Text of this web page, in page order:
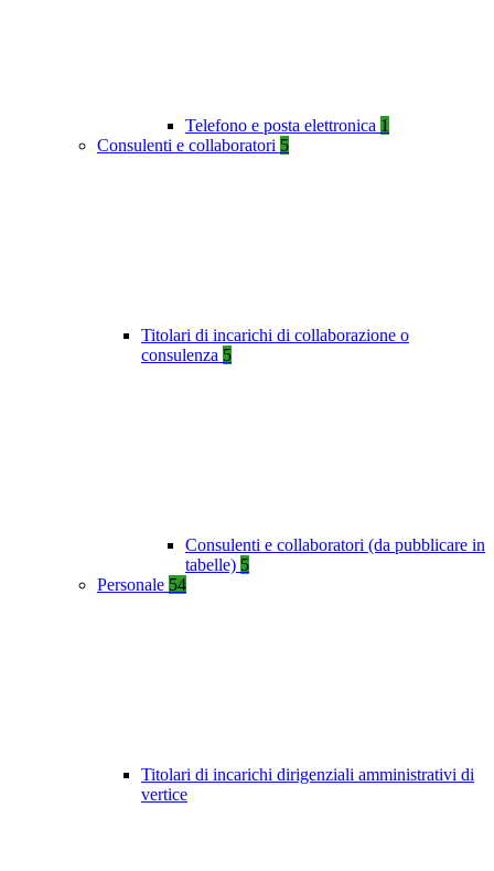
Telefono e posta elettronica 1
Consulenti e collaboratori 5
Titolari di incarichi di collaborazione o
consulenza 5
Consulenti e collaboratori (da pubblicare in
tabelle) 5
Personale 54
Titolari di incarichi dirigenziali amministrativi di
vertice